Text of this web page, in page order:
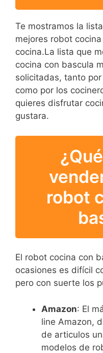
Te mostramos la
mejores robot
cocina.La lista que
cocina con bascula
solicitadas, tanto
como por los
quieres disfrutar
gustara.
robot
El robot cocina con
ocasiones es difícil
pero con suerte los
Amazon: El
line Amazon,
de articulos
modelos de